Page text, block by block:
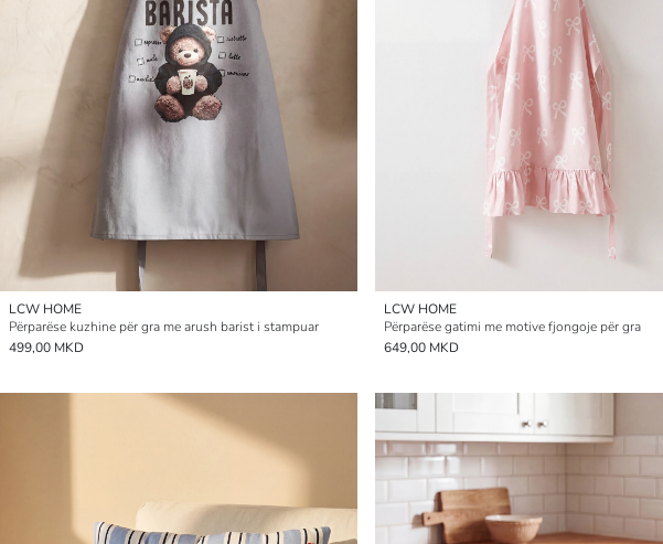
LCW HOME
Përparëse kuzhine për gra me arush barist i stampuar
499,00 MKD
LCW HOME
Përparëse gatimi me motive fjongoje për gra
649,00 MKD